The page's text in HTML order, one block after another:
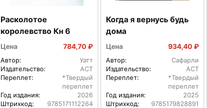
Расколотое
королевство Кн 6
Цена 784,70 ₽
Автор:
Уатт
Издательство:
АСТ
Переплет:
*Твердый
переплет
Год издания:
2026
Штрихкод:
9785171112264
Когда я вернусь будь
дома
Цена 934,40 ₽
Автор:
Сафарли
Издательство:
АСТ
Переплет:
*Твердый
переплет
Год издания:
2025
Штрихкод:
9785179828891